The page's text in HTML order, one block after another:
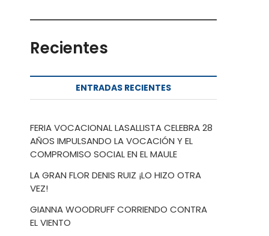
Recientes
ENTRADAS RECIENTES
FERIA VOCACIONAL LASALLISTA CELEBRA 28
AÑOS IMPULSANDO LA VOCACIÓN Y EL
COMPROMISO SOCIAL EN EL MAULE
LA GRAN FLOR DENIS RUIZ ¡LO HIZO OTRA
VEZ!
GIANNA WOODRUFF CORRIENDO CONTRA
EL VIENTO